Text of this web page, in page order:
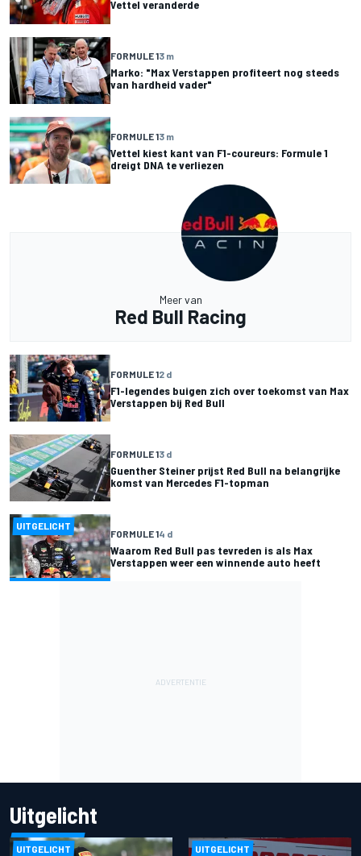
Vettel veranderde
FORMULE 13 m
Marko: "Max Verstappen profiteert nog steeds
van hardheid vader"
FORMULE 13 m
Vettel kiest kant van F1-coureurs: Formule 1
dreigt DNA te verliezen
Meer van
Red Bull Racing
FORMULE 12 d
F1-legendes buigen zich over toekomst van Max
Verstappen bij Red Bull
FORMULE 13 d
Guenther Steiner prijst Red Bull na belangrijke
komst van Mercedes F1-topman
UITGELICHT
FORMULE 14 d
Waarom Red Bull pas tevreden is als Max
Verstappen weer een winnende auto heeft
Uitgelicht
UITGELICHT UITGELICHT